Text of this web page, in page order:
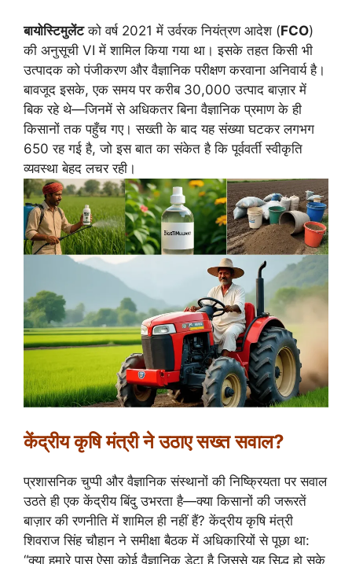
बायोस्टिमुलेंटको वर्ष 2021 में उर्वरक नियंत्रण आदेश (FCO)
की अनुसूची VI में शामिल किया गया था। इसके तहत किसी भी
उत्पादक को पंजीकरण और वैज्ञानिक परीक्षण करवाना अनिवार्य है।
बावजूद इसके, एक समय पर करीब 30,000 उत्पाद बाज़ार में
बिक रहे थे—जिनमें से अधिकतर बिना वैज्ञानिक प्रमाण के ही
किसानों तक पहुँच गए। सख्ती के बाद यह संख्या घटकर लगभग
650 रह गई है, जो इस बात का संकेत है कि पूर्ववर्ती स्वीकृति
व्यवस्था बेहद लचर रही।
केंद्रीय कृषि मंत्री ने उठाए सख्त सवाल?
प्रशासनिक चुप्पी और वैज्ञानिक संस्थानों की निष्क्रियता पर सवाल
उठते ही एक केंद्रीय बिंदु उभरता है—क्या किसानों की जरूरतें
बाज़ार की रणनीति में शामिल ही नहीं हैं? केंद्रीय कृषि मंत्री
शिवराज सिंह चौहान ने समीक्षा बैठक में अधिकारियों से पूछा था:
“क्या हमारे पास ऐसा कोई वैज्ञानिक डेटा है जिससे यह सिद्ध हो सके